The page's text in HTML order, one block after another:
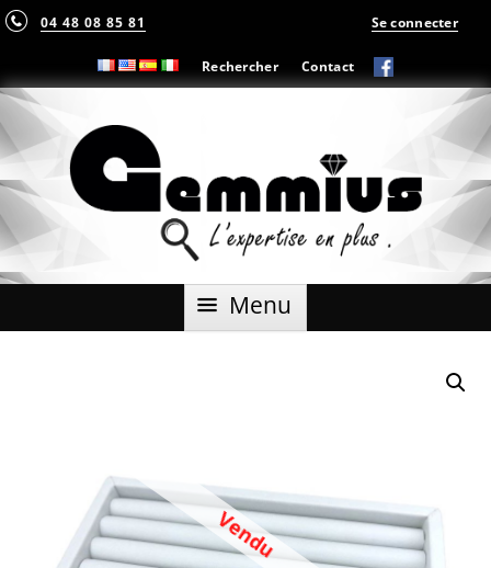
04 48 08 85 81
Rechercher Contact
Se connecter
Menu Aller
Vendu